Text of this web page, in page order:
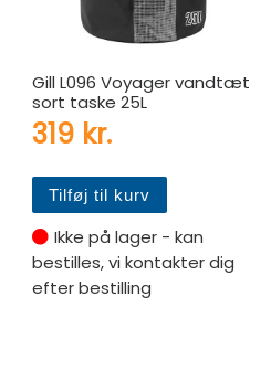
Gill L096 Voyager vandtæt
sort taske 25L
319 kr.
Tilføj til kurv
Ikke på lager - kan
bestilles, vi kontakter dig
efter bestilling